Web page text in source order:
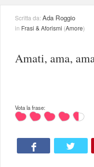
Scritta da:Ada Roggio
in Frasi & Aforismi (Amore)
Amati, ama,
Vota la frase: